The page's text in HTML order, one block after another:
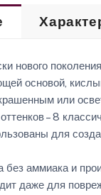
нового
основой,
или
– 8
для
аммиака и
даже для